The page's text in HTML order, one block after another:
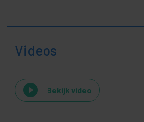
Videos
Bekijk video